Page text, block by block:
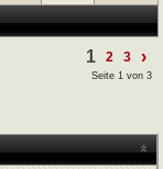
1 2 3 ›
Seite 1 von 3